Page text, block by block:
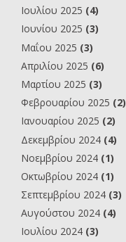
Ιουλίου 2025 (4)
Ιουνίου 2025 (3)
Μαΐου 2025 (3)
Απριλίου 2025 (6)
Μαρτίου 2025 (3)
Φεβρουαρίου 2025 (2)
Ιανουαρίου 2025 (2)
Δεκεμβρίου 2024 (4)
Νοεμβρίου 2024 (1)
Οκτωβρίου 2024 (1)
Σεπτεμβρίου 2024 (3)
Αυγούστου 2024 (4)
Ιουλίου 2024 (3)